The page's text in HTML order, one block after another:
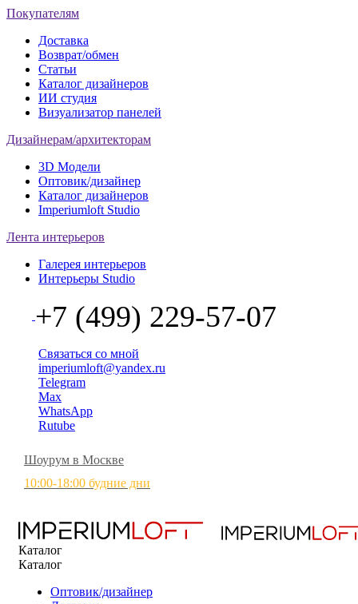
Покупателям
Доставка
Возврат/обмен
Статьи
Каталог дизайнеров
ИИ студия
Визуализатор панелей
Дизайнерам/архитекторам
3D Модели
Оптовик/дизайнер
Каталог дизайнеров
Imperiumloft Studio
Лента интерьеров
Галерея интерьеров
Интерьеры Studio
+7 (499) 229-57-07
Связаться со мной
imperiumloft@yandex.ru
Telegram
Max
WhatsApp
Rutube
Шоурум в Москве
10:00-18:00 будние дни
Каталог
Каталог
Оптовик/дизайнер